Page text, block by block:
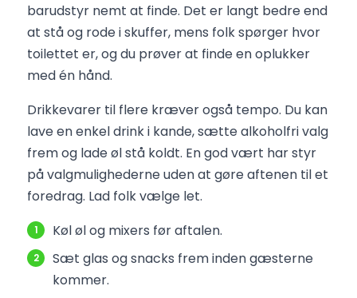
barudstyr nemt at finde. Det er langt bedre end
at stå og rode i skuffer, mens folk spørger hvor
toilettet er, og du prøver at finde en oplukker
med én hånd.
Drikkevarer til flere kræver også tempo. Du kan
lave en enkel drink i kande, sætte alkoholfri valg
frem og lade øl stå koldt. En god vært har styr
på valgmulighederne uden at gøre aftenen til et
foredrag. Lad folk vælge let.
Køl øl og mixers før aftalen.
Sæt glas og snacks frem inden gæsterne
kommer.